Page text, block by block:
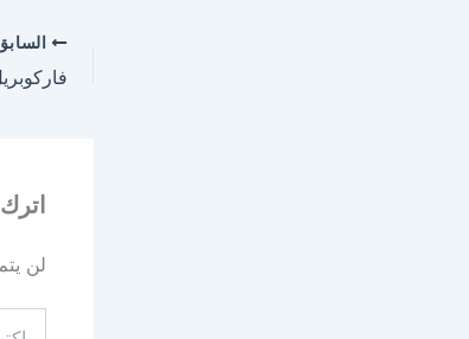
لن